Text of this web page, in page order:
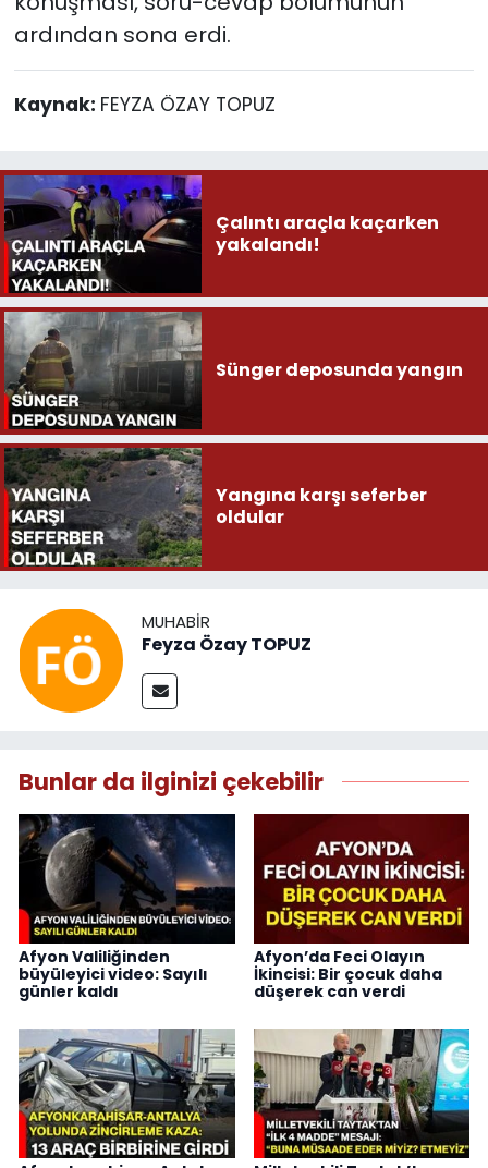
ardından sona erdi.
Kaynak: FEYZA ÖZAY TOPUZ
Çalıntı araçla kaçarken
yakalandı!
Sünger deposunda yangın
Yangına karşı seferber
oldular
MUHABIR
Feyza Özay TOPUZ
Bunlar da ilginizi çekebilir
Afyon Valiliğinden
büyüleyici video: Sayılı
günler kaldı
Afyon’da Feci Olayın
İkincisi: Bir çocuk daha
düşerek can verdi